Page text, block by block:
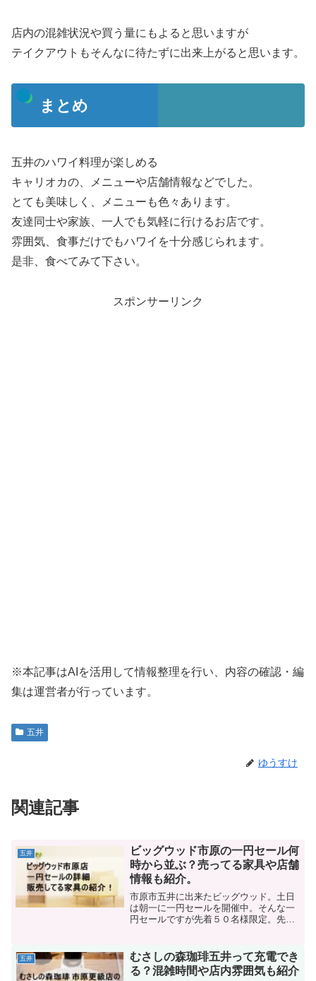
店内の混雑状況や買う量にもよると思いますが
テイクアウトもそんなに待たずに出来上がると思います。
まとめ
五井のハワイ料理が楽しめる
キャリオカの、メニューや店舗情報などでした。
とても美味しく、メニューも色々あります。
友達同士や家族、一人でも気軽に行けるお店です。
雰囲気、食事だけでもハワイを十分感じられます。
是非、食べてみて下さい。
スポンサーリンク
※本記事はAIを活用して情報整理を行い、内容の確認・編
集は運営者が行っています。
五井
ゆうすけ
関連記事
五井
ビッグウッド市原の一円セール何
時から並ぶ？売ってる家具や店舗
情報も紹介。
市原市五井に出来たビッグウッド。土日
は朝一に一円セールを開催中。そんな一
円セールですが先着５０名様限定。先着
終わってたら嫌ですよね。その他、どん
な感じでやるの？とか詳細が気になりま
すよね。そこで今回、ビッグウッド市原
五井
むさしの森珈琲五井って充電でき
る？混雑時間や店内雰囲気も紹介